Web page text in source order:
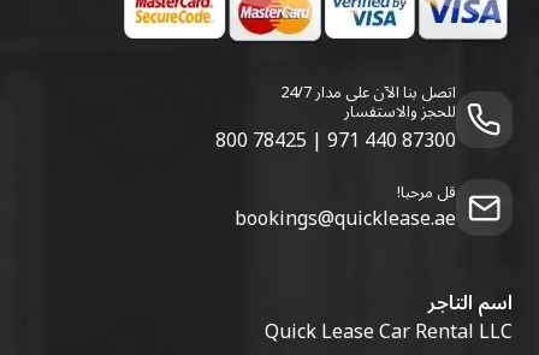
اتصل بنا الآن على مدار 24/7
للحجز والاستفسار
800 78425 | 971 440 87300
قل مرحبا!
bookings@quicklease.ae
اسم التاجر
Quick Lease Car Rental LLC